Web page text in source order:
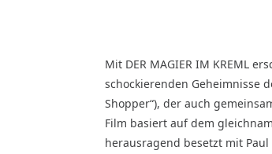
Mit DER MAGIER IM KREML
schockierenden Geheimnisse
Shopper“), der auch
Film basiert auf dem
herausragend besetzt mit Paul